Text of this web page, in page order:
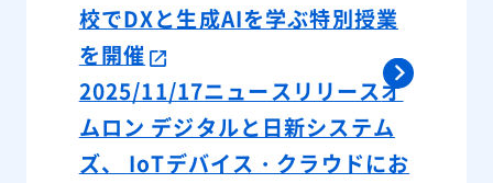
校でDXと生成AIを学ぶ特別授業
を開催
2025/11/17ニュースリリースオ
ムロン デジタルと日新システム
ズ、 IoTデバイス・クラウドにお